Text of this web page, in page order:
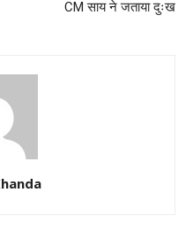
CM साय ने जताया दुःख